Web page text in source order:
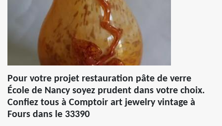
Pour votre projet restauration pâte de verre
École de Nancy soyez prudent dans votre choix.
Confiez tous à Comptoir art jewelry vintage à
Fours dans le 33390